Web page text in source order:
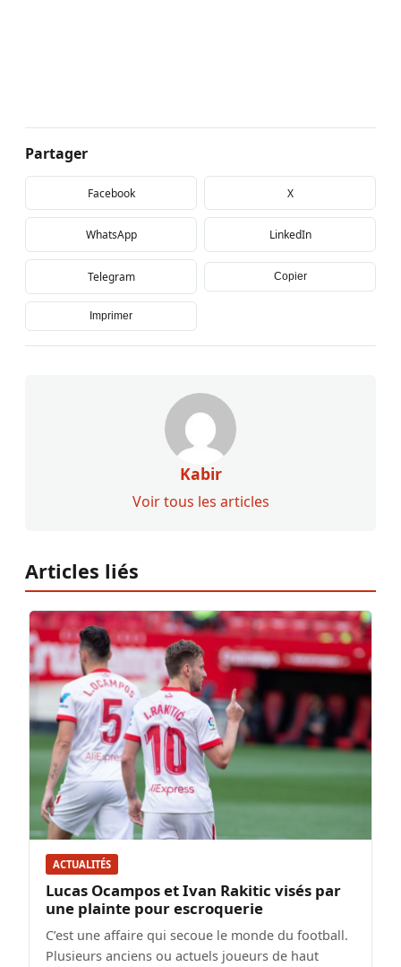
Partager
Facebook X
WhatsApp LinkedIn
Telegram Copier
Imprimer
Kabir
Voir tous les articles
Articles liés
ACTUALITÉS
Lucas Ocampos et Ivan Rakitic visés par
une plainte pour escroquerie
C’est une affaire qui secoue le monde du football.
Plusieurs anciens ou actuels joueurs de haut